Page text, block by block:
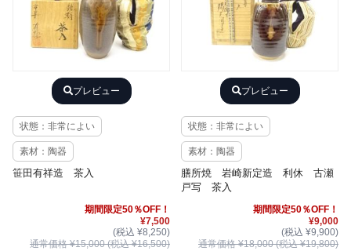
プレビュー
状態：非常によい
素材：陶器
笹田有祥造 茶入
期間限定50％OFF！
¥7,500
(税込 ¥8,250)
通常価格 ¥15,000 (税込 ¥16,500)
プレビュー
状態：非常によい
素材：陶器
膳所焼 岩崎新定造 利休 古瀬
戸写 茶入
期間限定50％OFF！
¥9,000
(税込 ¥9,900)
通常価格 ¥18,000 (税込 ¥19,800)